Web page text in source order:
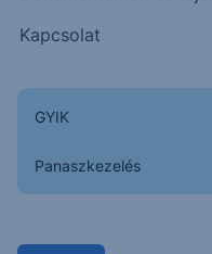
Kapcsolat
GYIK
Panaszkezelés
46500